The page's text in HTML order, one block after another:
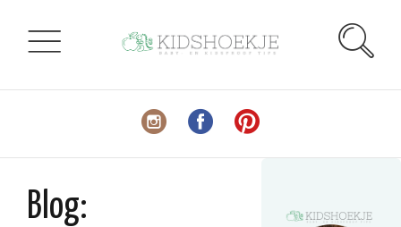
Blog: